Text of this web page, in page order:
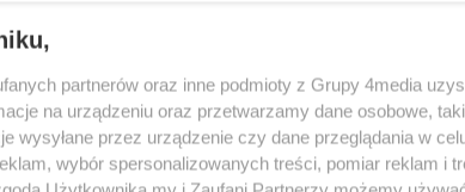
Z piwa i kawy
trzeba
zrezygnować.
Ekspert radzi, jak
Piła i jechała, to
teraz posiedzi…
Autor artykułu:
PD
partnerów oraz inne podmioty z Grupy 4media
na urządzeniu oraz przetwarzamy dane osobowe,
wysyłane przez urządzenie czy dane przeglądania w
wybór spersonalizowanych treści, pomiar reklam i